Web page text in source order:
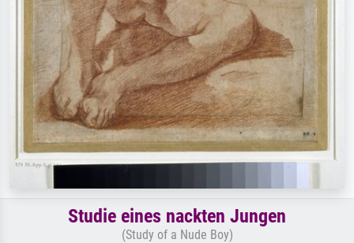
Studie eines nackten Jungen
(Study of a Nude Boy)